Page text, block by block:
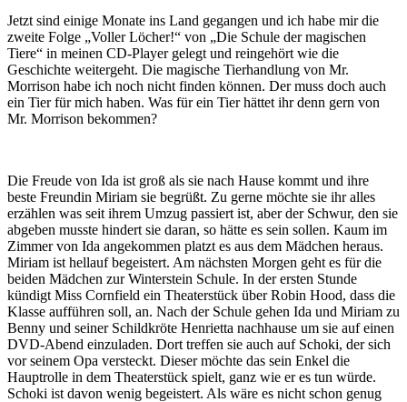
Jetzt sind einige Monate ins Land gegangen und ich habe mir die
zweite Folge „Voller Löcher!“ von „Die Schule der magischen
Tiere“ in meinen CD-Player gelegt und reingehört wie die
Geschichte weitergeht. Die magische Tierhandlung von Mr.
Morrison habe ich noch nicht finden können. Der muss doch auch
ein Tier für mich haben. Was für ein Tier hättet ihr denn gern von
Mr. Morrison bekommen?
Die Freude von Ida ist groß als sie nach Hause kommt und ihre
beste Freundin Miriam sie begrüßt. Zu gerne möchte sie ihr alles
erzählen was seit ihrem Umzug passiert ist, aber der Schwur, den sie
abgeben musste hindert sie daran, so hätte es sein sollen. Kaum im
Zimmer von Ida angekommen platzt es aus dem Mädchen heraus.
Miriam ist hellauf begeistert. Am nächsten Morgen geht es für die
beiden Mädchen zur Winterstein Schule. In der ersten Stunde
kündigt Miss Cornfield ein Theaterstück über Robin Hood, dass die
Klasse aufführen soll, an. Nach der Schule gehen Ida und Miriam zu
Benny und seiner Schildkröte Henrietta nachhause um sie auf einen
DVD-Abend einzuladen. Dort treffen sie auch auf Schoki, der sich
vor seinem Opa versteckt. Dieser möchte das sein Enkel die
Hauptrolle in dem Theaterstück spielt, ganz wie er es tun würde.
Schoki ist davon wenig begeistert. Als wäre es nicht schon genug